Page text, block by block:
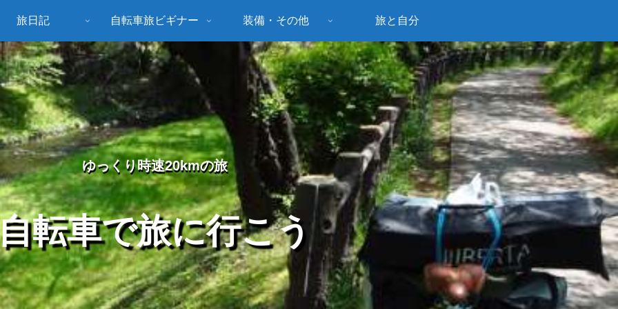
ゆっくり時速20kmの旅
転車で旅に行こう
旅日記 自転車旅ビギナー 装備・その他 旅と自分